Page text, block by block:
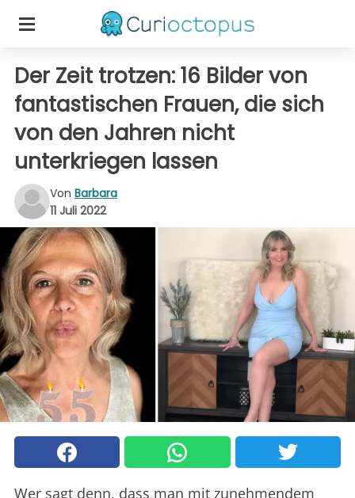
Der Zeit trotzen: 16 Bilder von
fantastischen Frauen, die sich
von den Jahren nicht
unterkriegen lassen
Von Barbara
11 Juli 2022
Wer sagt denn, dass man mit zunehmendem